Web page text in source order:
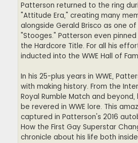
Patterson returned to the ring
"Attitude Era," creating many
alongside Gerald Brisco as one of
"Stooges." Patterson even
the Hardcore Title. For all his
inducted into the WWE Hall of
In his 25-plus years in WWE,
with making history. From the
Royal Rumble Match and
be revered in WWE lore. This
captured in Patterson's 2016
How the First Gay Superstar
chronicle about his life both